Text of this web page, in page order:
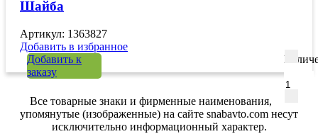
Шайба
Артикул: 1363827
Добавить в избранное
Добавить к
заказу
Все товарные знаки и фирменные наименования,
упомянутые (изображенные) на сайте snabavto.com несут
исключительно информационный характер.